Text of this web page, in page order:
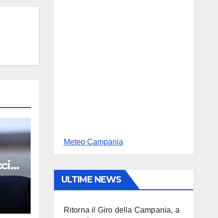
Meteo Campania
ULTIME NEWS
Ritorna il Giro della Campania, a